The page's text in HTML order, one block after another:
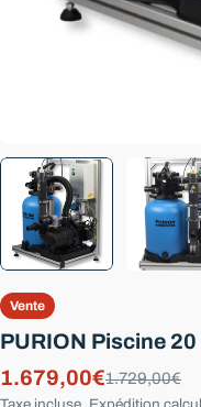
Vente
PURION Piscine
Prix
1.679,00€
Prix 1.729,00€